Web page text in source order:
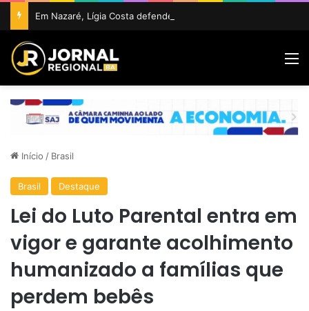
Início / Brasil
Brasil Destaque
Lei do Luto Parental entra em
vigor e garante acolhimento
humanizado a famílias que
perdem bebês